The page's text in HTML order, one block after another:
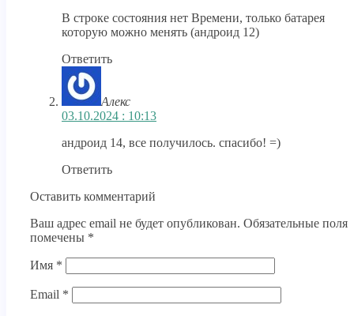
В строке состояния нет Времени, только батарея
которую можно менять (андроид 12)
Ответить
Алекс
03.10.2024 : 10:13
андроид 14, все получилось. спасибо! =)
Ответить
Оставить комментарий
Ваш адрес email не будет опубликован. Обязательные поля
помечены *
Имя *
Email *